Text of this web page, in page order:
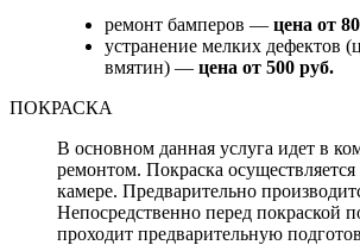
ремонт бамперов — цена от
устранение мелких дефектов
вмятин) — цена от 500 руб.
ПОКРАСКА
В основном данная услуга идет в
ремонтом. Покраска
камере. Предварительно
Непосредственно перед покраской
проходит предварительную